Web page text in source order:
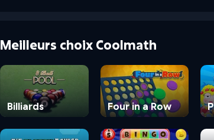
Meilleurs choix Coolmath
Billiards Four in a Row